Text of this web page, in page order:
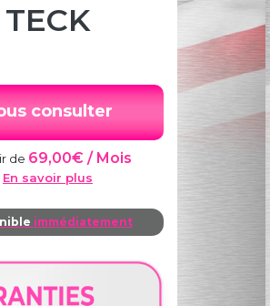
consulter
de 69,00€ / Mois
En savoir plus
immédiatement